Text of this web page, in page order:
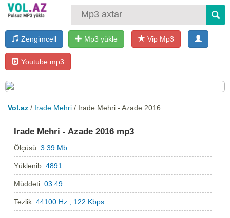
Zengimcell Mp3 yüklə Vip Mp3
Youtube mp3
Vol.az / Irade Mehri / Irade Mehri - Azade 2016
Irade Mehri - Azade 2016 mp3
Ölçüsü:3.39 Mb
Yüklənib:4891
Müddəti:03:49
Tezlik:44100 Hz , 122 Kbps